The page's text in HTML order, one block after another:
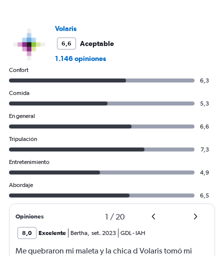
Volaris
6,6
Aceptable
1.146 opiniones
Confort
6,3
Comida
5,3
En general
6,6
Tripulación
7,3
Entretenimiento
4,9
Abordaje
6,5
Opiniones 1 / 20
8,0 Excelente Bertha, set. 2023 GDL- IAH
Me quebraron mi maleta y la chica d Volaris tomó mi